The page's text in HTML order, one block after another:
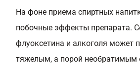
На фоне приема спиртных
побочные эффекты препарата.
флуоксетина и алкоголя может
тяжелым, а порой необратимым